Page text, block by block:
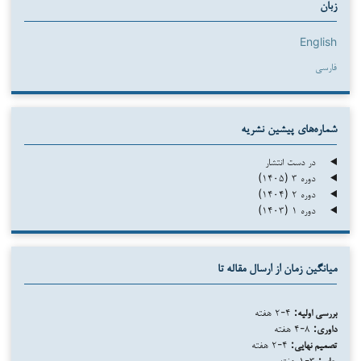
زبان
English
فارسی
شماره‌های پیشین نشریه
در دست انتشار
دوره ۳ (۱۴۰۵)
دوره ۲ (۱۴۰۴)
دوره ۱ (۱۴۰۳)
میانگین زمان از ارسال مقاله تا
بررسی اولیه:
داوری:
تصمیم نهایی: